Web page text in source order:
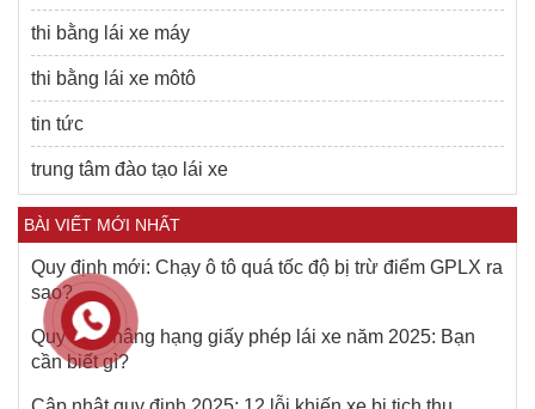
thi bằng lái xe máy
thi bằng lái xe môtô
tin tức
trung tâm đào tạo lái xe
BÀI VIẾT MỚI NHẤT
Quy định mới: Chạy ô tô quá tốc độ bị trừ điểm GPLX ra
sao?
Quy định nâng hạng giấy phép lái xe năm 2025: Bạn
cần biết gì?